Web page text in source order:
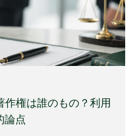
権は誰のもの？利用
論点